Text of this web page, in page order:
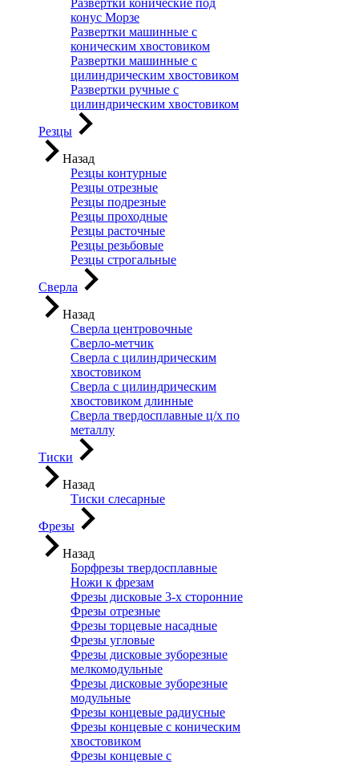
Развертки конические под
конус Морзе
Развертки машинные с
коническим хвостовиком
Развертки машинные с
цилиндрическим хвостовиком
Развертки ручные с
цилиндрическим хвостовиком
Резцы
Назад
Резцы контурные
Резцы отрезные
Резцы подрезные
Резцы проходные
Резцы расточные
Резцы резьбовые
Резцы строгальные
Сверла
Назад
Сверла центровочные
Сверло-метчик
Сверла с цилиндрическим
хвостовиком
Сверла с цилиндрическим
хвостовиком длинные
Сверла твердосплавные ц/х по
металлу
Тиски
Назад
Тиски слесарные
Фрезы
Назад
Борфрезы твердосплавные
Ножи к фрезам
Фрезы дисковые 3-х сторонние
Фрезы отрезные
Фрезы торцевые насадные
Фрезы угловые
Фрезы дисковые зуборезные
мелкомодульные
Фрезы дисковые зуборезные
модульные
Фрезы концевые радиусные
Фрезы концевые с коническим
хвостовиком
Фрезы концевые с